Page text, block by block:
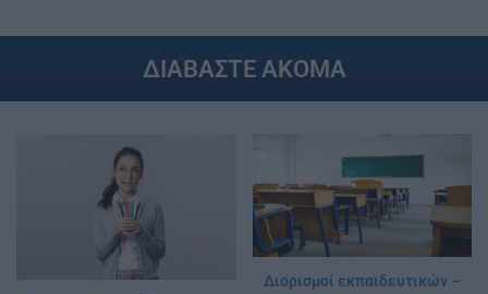
ΔΙΑΒΑΣΤΕ ΑΚΟΜΑ
Διορισμοί εκπαιδευτικών –